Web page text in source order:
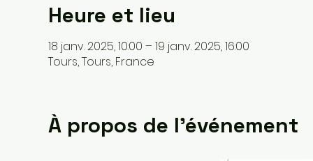
Heure et lieu
18 janv. 2025, 10:00 – 19 janv. 2025, 16:00
Tours, Tours, France
À propos de l'événement